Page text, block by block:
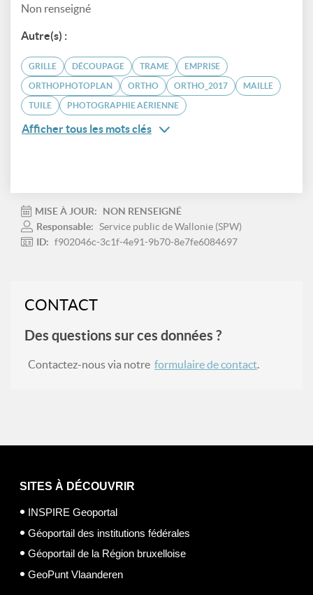
Non renseigné
Autre(s) :
GRILLE DÉCOUPAGE TRAME EMPRISE
ORTHOPHOTOPLAN ORTHO ORTHO_2017 MAILLE
TUILE PHOTOGRAPHIE AÉRIENNE
Afficher tous les mots clés
MISE À JOUR:
NON RENSEIGNÉ
Responsable: Service public de Wallonie (SPW)
ID: f902046c-3c1f-4e91-9b70-8e7fe6084697
CONTACT
Des questions sur ces données ?
Contactez-nous via notre formulaire de contact.
SITES À DÉCOUVRIR
INSPIRE Geoportal
Géoportail des institutions fédérales
Géoportail de la Région bruxelloise
GeoPunt Vlaanderen